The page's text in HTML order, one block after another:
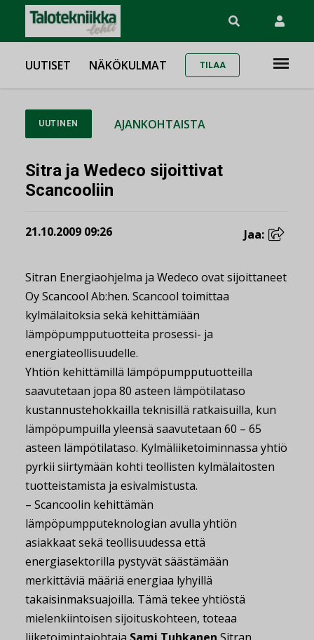
UUTISET NÄKÖKULMAT TILAA
UUTINEN AJANKOHTAISTA
Sitra ja Wedeco sijoittivat
Scancooliin
21.10.2009 09:26 Jaa:
Sitran Energiaohjelma ja Wedeco ovat sijoittaneet
Oy Scancool Ab:hen. Scancool toimittaa
kylmälaitoksia sekä kehittämiään
lämpöpumpputuotteita prosessi- ja
energiateollisuudelle.
Yhtiön kehittämillä lämpöpumpputuotteilla
saavutetaan jopa 80 asteen lämpötilataso
kustannustehokkailla teknisillä ratkaisuilla, kun
lämpöpumpuilla yleensä saavutetaan 60 – 65
asteen lämpötilataso. Kylmäliiketoiminnassa yhtiö
pyrkii siirtymään kohti teollisten kylmälaitosten
tuotteistamista ja esivalmistusta.
– Scancoolin kehittämän
lämpöpumpputeknologian avulla yhtiön
asiakkaat sekä teollisuudessa että
energiasektorilla pystyvät säästämään
merkittäviä määriä energiaa lyhyillä
takaisinmaksuajoilla. Tämä tekee yhtiöstä
mielenkiintoisen sijoituskohteen, toteaa